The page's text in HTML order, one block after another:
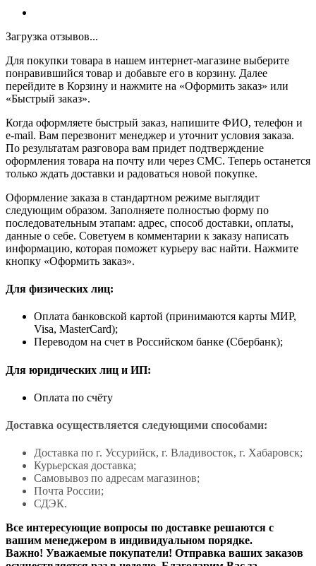
Загрузка отзывов...
Для покупки товара в нашем интернет-магазине выберите
понравившийся товар и добавьте его в корзину. Далее
перейдите в Корзину и нажмите на «Оформить заказ» или
«Быстрый заказ».
Когда оформляете быстрый заказ, напишите ФИО, телефон и
e-mail. Вам перезвонит менеджер и уточнит условия заказа.
По результатам разговора вам придет подтверждение
оформления товара на почту или через СМС. Теперь останется
только ждать доставки и радоваться новой покупке.
Оформление заказа в стандартном режиме выглядит
следующим образом. Заполняете полностью форму по
последовательным этапам: адрес, способ доставки, оплаты,
данные о себе. Советуем в комментарии к заказу написать
информацию, которая поможет курьеру вас найти. Нажмите
кнопку «Оформить заказ».
Для физических лиц:
Оплата банковской картой (принимаются карты МИР,
Visa, MasterCard);
Переводом на счет в Российском банке (Сбербанк);
Для юридических лиц и ИП:
Оплата по счёту
Доставка осуществляется следующими способами:
Доставка по г. Уссурийск, г. Владивосток, г. Хабаровск;
Курьерская доставка;
Самовывоз по адресам магазинов;
Почта России;
СДЭК.
Все интересующие вопросы по доставке решаются с
вашим менеджером в индивидуальном порядке.
Важно! Уважаемые покупатели! Отправка ваших заказов